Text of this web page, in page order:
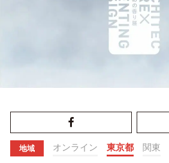
地域 オンライン 東京都 関東